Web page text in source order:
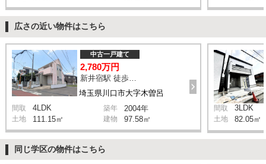
広さの近い物件はこちら
埼玉県川口市大字木曽呂
中古一戸建て
2,780万円
間取 4LDK 築年 2004年
土地 111.15㎡ 建物 97.58㎡
間取 3LDK
土地 82.05㎡
同じ学区の物件はこちら